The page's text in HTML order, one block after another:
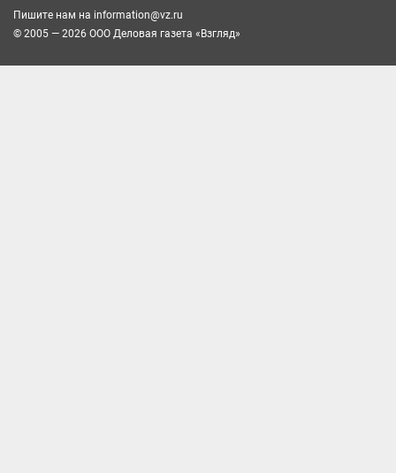
Пишите нам на information@vz.ru
© 2005 — 2026 ООО Деловая газета «Взгляд»